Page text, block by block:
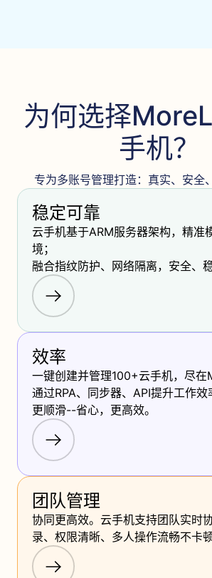
为何选择
手机？
专为多账号管理打造：真实、安全
稳定可靠
云手机基于ARM服务器架构，精准
境；
融合指纹防护、网络隔离，安全、
效率
一键创建并管理100+云手机，尽在
通过RPA、同步器、API提升工作
更顺滑--省心，更高效。
团队管理
协同更高效。云手机支持团队实
录、权限清晰、多人操作流畅不卡顿